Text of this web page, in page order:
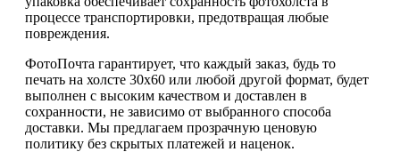
процессе транспортировки, предотвращая любые
повреждения.
ФотоПочта гарантирует, что каждый заказ, будь то
печать на холсте 30х60 или любой другой формат, будет
выполнен с высоким качеством и доставлен в
сохранности, не зависимо от выбранного способа
доставки. Мы предлагаем прозрачную ценовую
политику без скрытых платежей и наценок.